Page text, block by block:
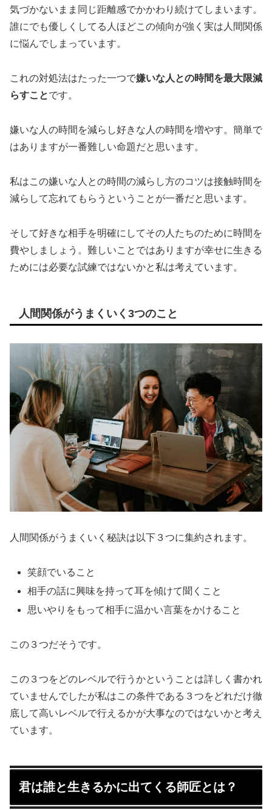
気づかないまま同じ距離感でかかわり続けてしまいます。
誰にでも優しくしてる人ほどこの傾向が強く実は人間関係
に悩んでしまっています。
これの対処法はたった一つで嫌いな人との時間を最大限減
らすことです。
嫌いな人の時間を減らし好きな人の時間を増やす。簡単で
はありますが一番難しい命題だと思います。
私はこの嫌いな人との時間の減らし方のコツは接触時間を
減らして忘れてもらうということが一番だと思います。
そして好きな相手を明確にしてその人たちのために時間を
費やしましょう。難しいことではありますが幸せに生きる
ためには必要な試練ではないかと私は考えています。
人間関係がうまくいく3つのこと
人間関係がうまくいく秘訣は以下３つに集約されます。
笑顔でいること
相手の話に興味を持って耳を傾けて聞くこと
思いやりをもって相手に温かい言葉をかけること
この３つだそうです。
この３つをどのレベルで行うかということは詳しく書かれ
ていませんでしたが私はこの条件である３つをどれだけ徹
底して高いレベルで行えるかが大事なのではないかと考え
ています。
君は誰と生きるかに出てくる師匠とは？